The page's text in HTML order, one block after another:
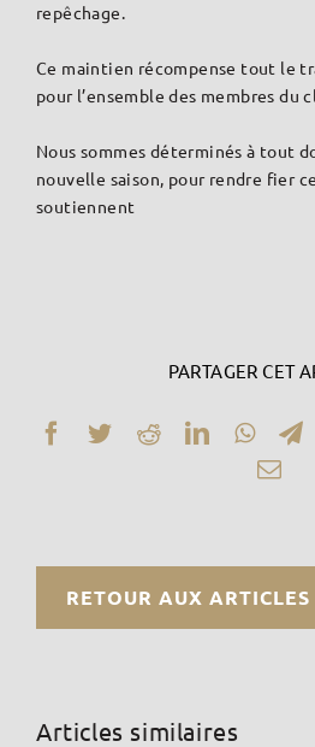
repêchage.
Ce maintien récompense tout le
pour l’ensemble des membres du
Nous sommes déterminés à tout
nouvelle saison, pour rendre fier
soutiennent
PARTAGER CET
Facebook
TwitterRedditLinkedIn
RETOUR AUX ARTICLES
Articles similaires